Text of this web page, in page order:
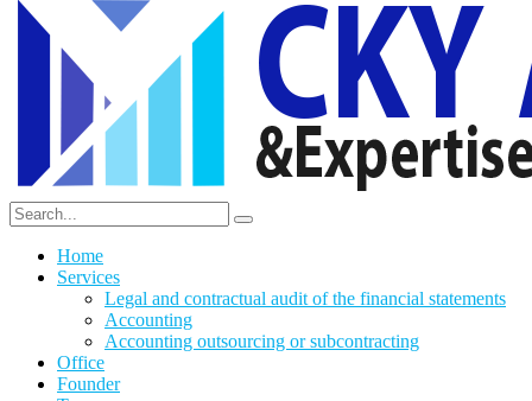
Home
Services
Legal and contractual audit of the financial statements
Accounting
Accounting outsourcing or subcontracting
Office
Founder